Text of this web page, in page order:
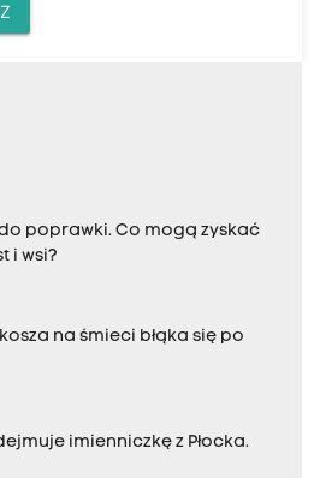
poprawki. Co mogą zyskać
i wsi?
na śmieci błąka się po
imienniczkę z Płocka.